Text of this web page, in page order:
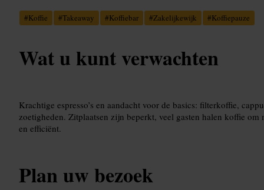
#Koffie #Takeaway #Koffiebar #Zakelijkewijk #Koffiepauze
Wat u kunt verwachten
Krachtige espresso’s en aandacht voor de basics: filterkoffie,
zoetigheden. Zitplaatsen zijn beperkt, veel gasten halen koffie om
en efficiënt.
Plan uw bezoek